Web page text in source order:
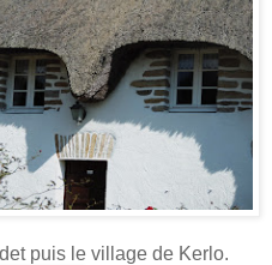
puis le village de Kerlo.